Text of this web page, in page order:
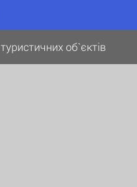
туристичних об`єктів